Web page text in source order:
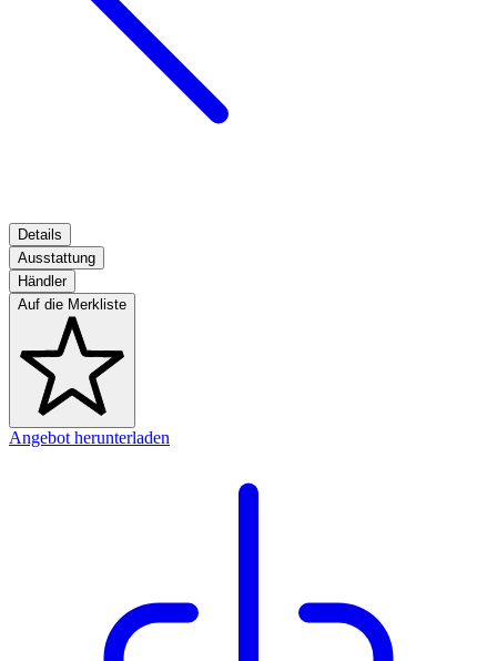
Details
Ausstattung
Händler
Auf die Merkliste
Angebot herunterladen